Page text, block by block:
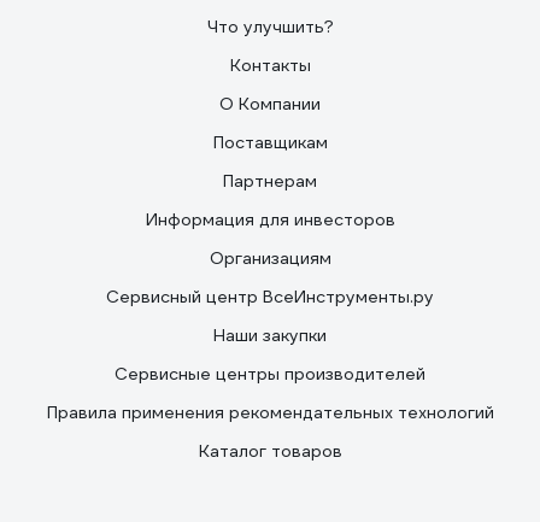
Что улучшить?
Контакты
О Компании
Поставщикам
Партнерам
Информация для инвесторов
Организациям
Сервисный центр ВсеИнструменты.ру
Наши закупки
Сервисные центры производителей
Правила применения рекомендательных технологий
Каталог товаров